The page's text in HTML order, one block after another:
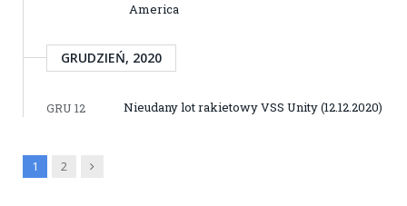
America
GRUDZIEŃ, 2020
GRU 12 Nieudany lot rakietowy VSS Unity (12.12.2020)
1 2 Next